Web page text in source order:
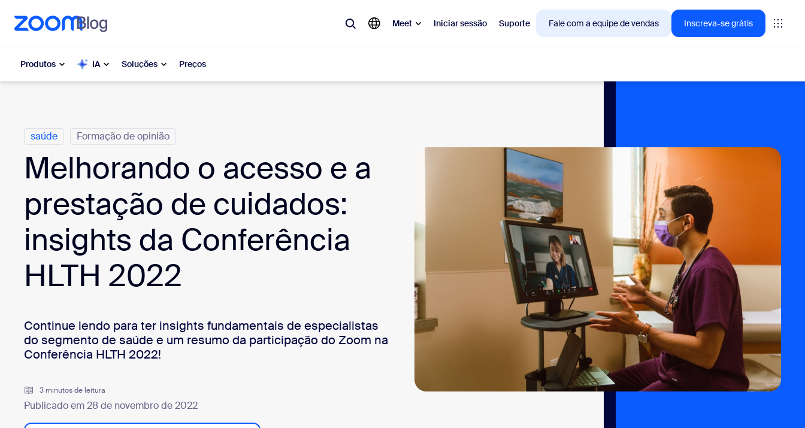
conteúdo principal
o chat de ajuda
Produtos IA Soluções Preços
Meet Iniciar sessão Suporte Fale com a equipe de vendas Inscreva-se grátis
Zoom Workplace
Serviços corporativos da Zoom
Zoom CX
Zoom AI
Desenvolvedores
My Notes Meetings
ZoomMate Rooms
Phone Canvas
Insights de CX
Instalar no computador Entre em contato
Categorias
saúde Formação de opinião
Melhorando o acesso e a
prestação de cuidados:
insights da Conferência
HLTH 2022
Continue lendo para ter insights fundamentais de especialistas
do segmento de saúde e um resumo da participação do Zoom na
Conferência HLTH 2022!
3 minutos de leitura
Publicado em 28 de novembro de 2022